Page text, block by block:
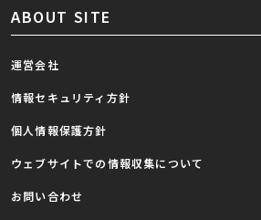
ABOUT SITE
運営会社
情報セキュリティ方針
個人情報保護方針
ウェブサイトでの情報収集について
お問い合わせ